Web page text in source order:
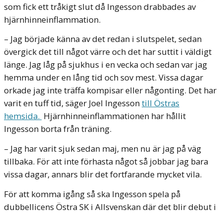
som fick ett tråkigt slut då Ingesson drabbades av
hjärnhinneinflammation.
– Jag började känna av det redan i slutspelet, sedan
övergick det till något värre och det har suttit i väldigt
länge. Jag låg på sjukhus i en vecka och sedan var jag
hemma under en lång tid och sov mest. Vissa dagar
orkade jag inte träffa kompisar eller någonting. Det har
varit en tuff tid, säger Joel Ingessontill Östras
hemsida. Hjärnhinneinflammationen har hållit
Ingesson borta från träning.
– Jag har varit sjuk sedan maj, men nu är jag på väg
tillbaka. För att inte förhasta något så jobbar jag bara
vissa dagar, annars blir det fortfarande mycket vila.
För att komma igång så ska Ingesson spela på
dubbellicens Östra SK i Allsvenskan där det blir debut i